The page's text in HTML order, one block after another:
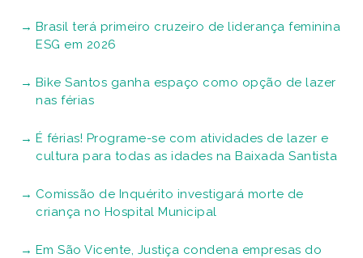
Brasil terá primeiro cruzeiro de liderança feminina
ESG em 2026
Bike Santos ganha espaço como opção de lazer
nas férias
É férias! Programe-se com atividades de lazer e
cultura para todas as idades na Baixada Santista
Comissão de Inquérito investigará morte de
criança no Hospital Municipal
Em São Vicente, Justiça condena empresas do